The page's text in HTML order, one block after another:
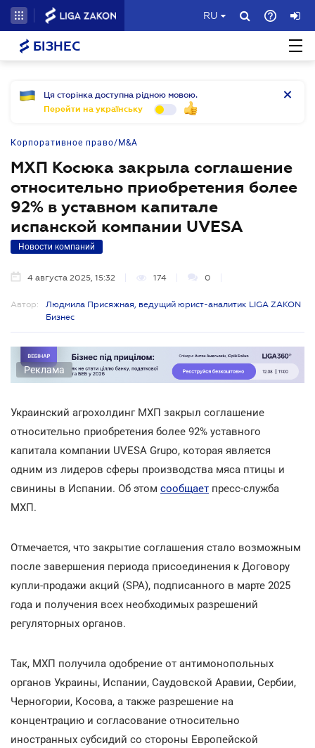
RU
БІЗНЕС
Ця сторінка доступна рідною мовою.
Перейти на українську
Корпоративное право/M&A
МХП Косюка закрыла соглашение
относительно приобретения более
92% в уставном капитале
испанской компании UVESA
Новости компаний
4 августа 2025, 15:32 174 0
Автор:
Людмила Присяжная, ведущий юрист-аналитик LIGA ZAKON
Бизнес
Реклама
Украинский агрохолдинг МХП закрыл соглашение
относительно приобретения более 92% уставного
капитала компании UVESA Grupo, которая является
одним из лидеров сферы производства мяса птицы и
свинины в Испании. Об этом сообщает пресс-служба
МХП.
Отмечается, что закрытие соглашения стало возможным
после завершения периода присоединения к Договору
купли-продажи акций (SPA), подписанного в марте 2025
года и получения всех необходимых разрешений
регуляторных органов.
Так, МХП получила одобрение от антимонопольных
органов Украины, Испании, Саудовской Аравии, Сербии,
Черногории, Косова, а также разрешение на
концентрацию и согласование относительно
иностранных субсидий со стороны Европейской